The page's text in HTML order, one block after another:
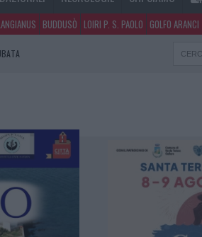
BUDDUSÒ LOIRI P. S. PAOLO GOLFO ARANCI